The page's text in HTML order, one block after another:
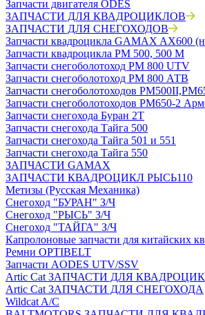
Запчасти двигателя ODES
ЗАПЧАСТИ ДЛЯ КВАДРОЦИКЛОВ
ЗАПЧАСТИ ДЛЯ СНЕГОХОДОВ
Запчасти квадроцикла GAMAX AX600
Запчасти квадроцикла РМ 500, 500 М
Запчасти снегоболотоход РМ 800 UTV
Запчасти снегоболотоход РМ 800 АТВ
Запчасти снегоболотоходов
Запчасти снегоболотоходов РМ650-2
Запчасти снегохода Буран 2Т
Запчасти снегохода Тайга 500
Запчасти снегохода Тайга 501 и 551
Запчасти снегохода Тайга 550
ЗАПЧАСТИ GAMAX
ЗАПЧАСТИ КВАДРОЦИКЛ РЫСЬ110
Метизы (Русская Механика)
Снегоход "БУРАН" З/Ч
Снегоход "РЫСЬ" З/Ч
Снегоход "ТАЙГА" З/Ч
Капролоновые запчасти для китайских
Ремни OPTIBELT
Запчасти AODES UTV/SSV
Artic Cat ЗАПЧАСТИ ДЛЯ
Artic Cat ЗАПЧАСТИ ДЛЯ СНЕГОХОДА
Wildcat A/C